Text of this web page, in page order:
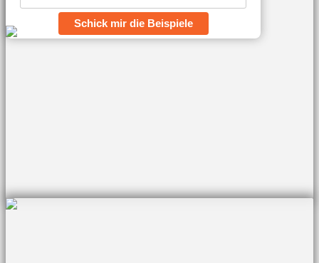
Schick mir die Beispiele